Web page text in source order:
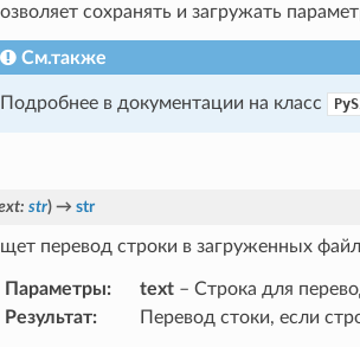
сохранять и загружать
См.также
Подробнее в документации на класс
: str) → str
перевод строки в загруженных
Параметры: text– Строка для
Результат: Перевод стоки, если